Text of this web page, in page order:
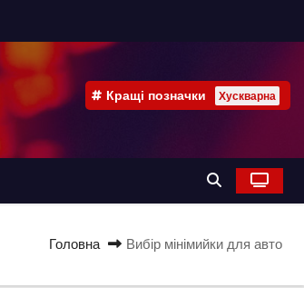
Кращі позначки Хускварна
Головна Вибір мінімийки для авто